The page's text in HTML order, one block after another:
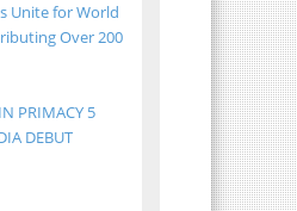
Unite for World
Over 200
PRIMACY 5
DEBUT